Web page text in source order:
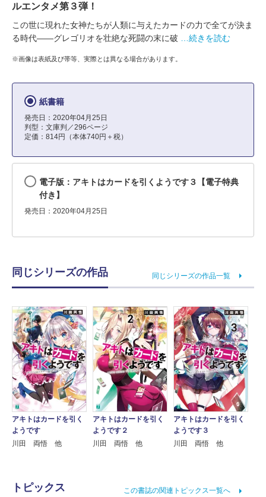
ルエンタメ第３弾！
この世に現れた女神たちが人類に与えたカードの力で全てが決ま
る時代――グレゴリオを壮絶な死闘の末に破
…続きを読む
※画像は表紙及び帯等、実際とは異なる場合があります。
紙書籍
発売日：2020年04月25日
判型：文庫判／296ページ
定価：814円（本体740円＋税）
電子版：アキトはカードを引くようです３【電子特典
付き】
発売日：2020年04月25日
同じシリーズの作品 同じシリーズの作品一覧
アキトはカードを引く
ようです
川田 両悟 他
アキトはカードを引く
ようです２
川田 両悟 他
アキトはカードを引く
ようです３
川田 両悟 他
トピックス この書誌の関連トピックス一覧へ